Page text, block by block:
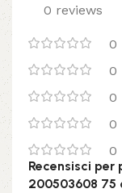
0 reviews
0
0
0
0
0
Recensisci per
200503608 75